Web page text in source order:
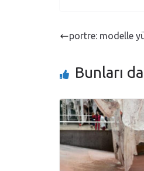
portre: modelle
Bunları